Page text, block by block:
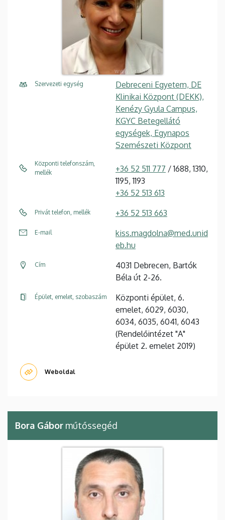
Szervezeti egység
Debreceni Egyetem, DE
Klinikai Központ (DEKK),
Kenézy Gyula Campus,
KGYC Betegellátó
egységek, Egynapos
Szemészeti Központ
Központi telefonszám,
mellék
+36 52 511 777 / 1688, 1310,
1195, 1193
+36 52 513 613
Privát telefon, mellék +36 52 513 663
E-mail
kiss.magdolna@med.unid
eb.hu
Cím
4031 Debrecen, Bartók
Béla út 2-26.
Épület, emelet, szobaszám
Központi épület, 6.
emelet, 6029, 6030,
6034, 6035, 6041, 6043
(Rendelőintézet "A"
épület 2. emelet 2019)
Weboldal
Bora Gábor műtőssegéd